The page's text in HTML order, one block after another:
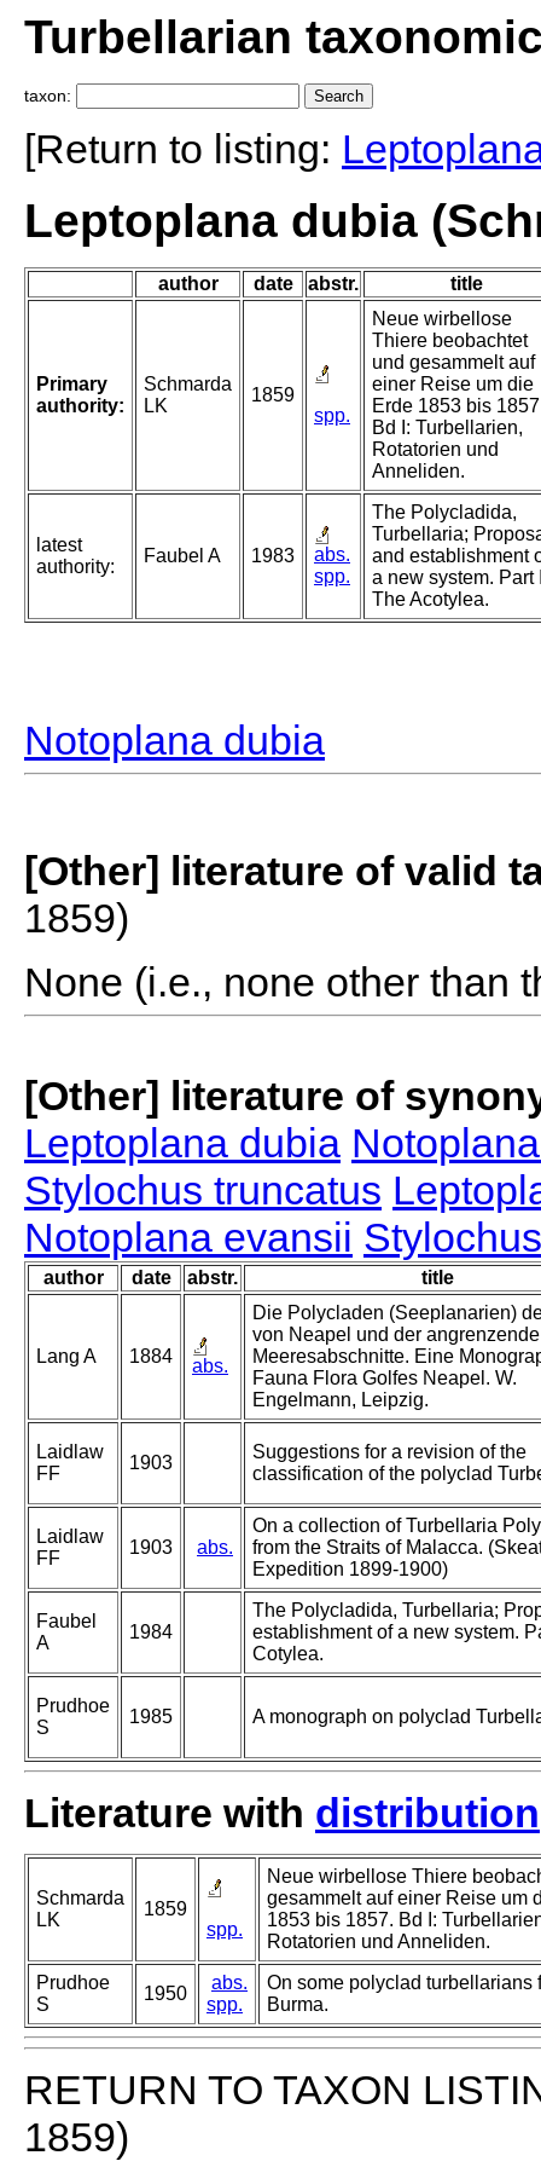
Turbellarian
taxon:
[Return to listing:
Leptoplana dubia
author date abstr. title
Primary
authority:
Schmarda
LK
1859
spp.
Neue wirbellose
Thiere beobachtet
und gesammelt auf
einer Reise um die
Erde 1853 bis
Bd I: Turbellarien,
Rotatorien und
Anneliden.
latest
authority:
Faubel A 1983
abs.
spp.
The Polycladida,
Turbellaria;
and establishment
a new system. Part
The Acotylea.
Notoplana dubia
[Other] literature of valid
1859)
None (i.e., none other than
[Other] literature of
Leptoplana dubia
Stylochus truncatus
Notoplana evansii
author date abstr. title
Lang A 1884 abs.
Die Polycladen (Seeplanarien)
von Neapel und der
Meeresabschnitte. Eine
Fauna Flora Golfes Neapel. W.
Engelmann, Leipzig.
Laidlaw
FF
1903
Suggestions for a revision of the
classification of the polyclad
Laidlaw
FF
1903 abs.
On a collection of Turbellaria
from the Straits of Malacca.
Expedition 1899-1900)
Faubel
A
1984
The Polycladida, Turbellaria;
establishment of a new system.
Cotylea.
Prudhoe
S
1985 A monograph on polyclad
Literature with distribution
Schmarda
LK
1859
spp.
Neue wirbellose Thiere
gesammelt auf einer Reise um
1853 bis 1857. Bd I:
Rotatorien und Anneliden.
Prudhoe
S
1950
abs.
spp.
On some polyclad turbellarians
Burma.
RETURN TO TAXON
1859)